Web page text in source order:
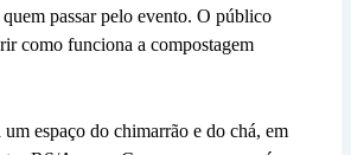
quem passar pelo evento. O público
como funciona a compostagem
espaço do chimarrão e do chá, em